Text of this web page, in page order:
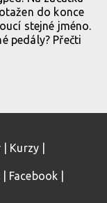
do konce
stejné jméno.
pedály? Přečti
| Kurzy
Facebook